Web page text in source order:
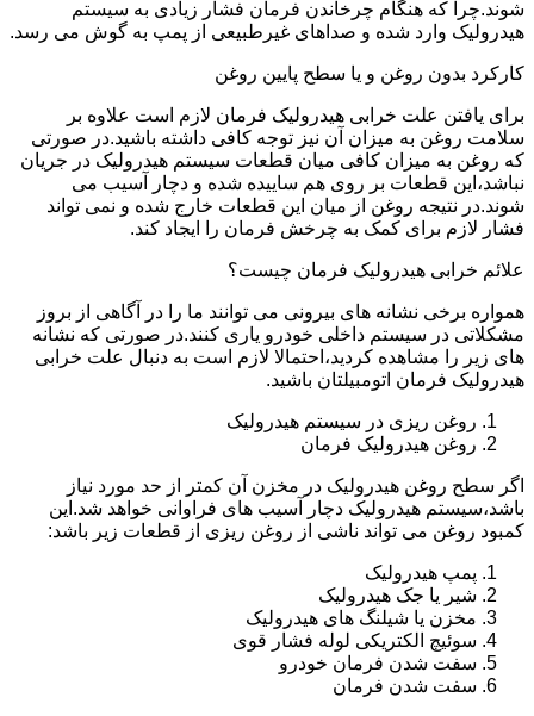
شوند.چرا که هنگام چرخاندن فرمان فشار زیادی به سیستم
هیدرولیک وارد شده و صداهای غیرطبیعی از پمپ به گوش می رسد.
کارکرد بدون روغن و یا سطح پایین روغن
برای یافتن علت خرابی هیدرولیک فرمان لازم است علاوه بر
سلامت روغن به میزان آن نیز توجه کافی داشته باشید.در صورتی
که روغن به میزان کافی میان قطعات سیستم هیدرولیک در جریان
نباشد،این قطعات بر روی هم ساییده شده و دچار آسیب می
شوند.در نتیجه روغن از میان این قطعات خارج شده و نمی تواند
فشار لازم برای کمک به چرخش فرمان را ایجاد کند.
علائم خرابی هیدرولیک فرمان چیست؟
همواره برخی نشانه های بیرونی می توانند ما را در آگاهی از بروز
مشکلاتی در سیستم داخلی خودرو یاری کنند.در صورتی که نشانه
های زیر را مشاهده کردید،احتمالا لازم است به دنبال علت خرابی
هیدرولیک فرمان اتومبیلتان باشید.
روغن ریزی در سیستم هیدرولیک
روغن هیدرولیک فرمان
اگر سطح روغن هیدرولیک در مخزن آن کمتر از حد مورد نیاز
باشد،سیستم هیدرولیک دچار آسیب های فراوانی خواهد شد.این
کمبود روغن می تواند ناشی از روغن ریزی از قطعات زیر باشد:
پمپ هیدرولیک
شیر یا جک هیدرولیک
مخزن یا شیلنگ های هیدرولیک
سوئیچ الکتریکی لوله فشار قوی
سفت شدن فرمان خودرو
سفت شدن فرمان